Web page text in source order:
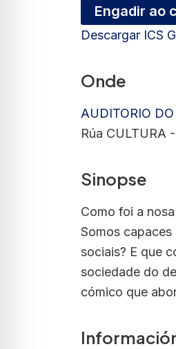
Engadir ao
Descargar ICS
Onde
AUDITORIO
Rúa CULTURA
Sinopse
Como foi a
Somos
sociais? E que
sociedade do
cómico que